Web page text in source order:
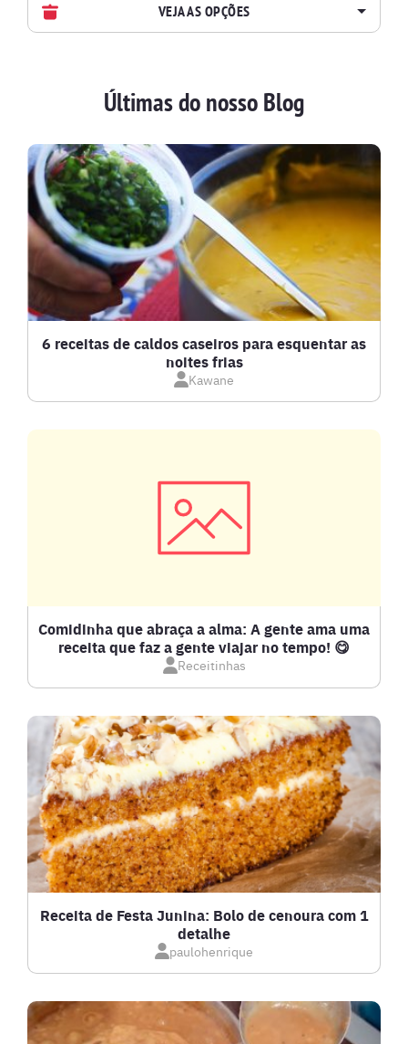
VEJA AS OPÇÕES
BATIDAS
BEBIDAS E DRINKS
BISCOITOS
BOLOS E TORTAS
CALDOS
CARNE BOVINA
COMPOTAS E GELEIAS
DOCES E SOBREMESAS
DRINKS
FRANGO
FRUTOS DO MAR
GRATINADOS
LANCHES
Últimas do nosso Blog
6 receitas de caldos caseiros para esquentar as
noites frias
Kawane
Comidinha que abraça a alma: A gente ama uma
receita que faz a gente viajar no tempo! 😋
Receitinhas
Receita de Festa Junina: Bolo de cenoura com 1
detalhe
paulohenrique